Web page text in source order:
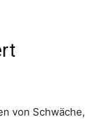
von Schwäche,